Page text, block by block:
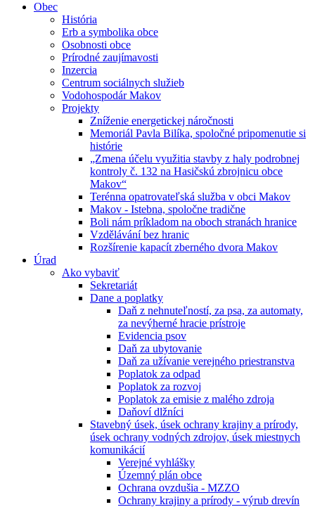
Obec
História
Erb a symbolika obce
Osobnosti obce
Prírodné zaujímavosti
Inzercia
Centrum sociálnych služieb
Vodohospodár Makov
Projekty
Zníženie energetickej náročnosti
Memoriál Pavla Bilíka, spoločné pripomenutie si
histórie
„Zmena účelu využitia stavby z haly podrobnej
kontroly č. 132 na Hasičskú zbrojnicu obce
Makov“
Terénna opatrovateľská služba v obci Makov
Makov - Istebna, spoločne tradične
Boli nám príkladom na oboch stranách hranice
Vzdělávání bez hranic
Rozšírenie kapacít zberného dvora Makov
Úrad
Ako vybaviť
Sekretariát
Dane a poplatky
Daň z nehnuteľností, za psa, za automaty,
za nevýherné hracie prístroje
Evidencia psov
Daň za ubytovanie
Daň za užívanie verejného priestranstva
Poplatok za odpad
Poplatok za rozvoj
Poplatok za emisie z malého zdroja
Daňoví dlžníci
Stavebný úsek, úsek ochrany krajiny a prírody,
úsek ochrany vodných zdrojov, úsek miestnych
komunikácií
Verejné vyhlášky
Územný plán obce
Ochrana ovzdušia - MZZO
Ochrany krajiny a prírody - výrub drevín